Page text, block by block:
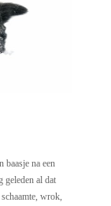
baasje na een
geleden al dat
wrok,